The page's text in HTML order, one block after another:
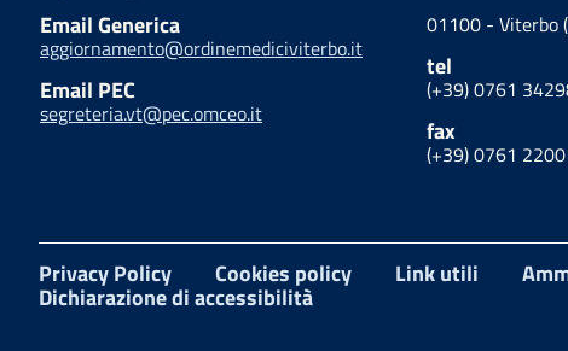
Email Generica
aggiornamento@ordinemediciviterbo.it
Email PEC
segreteria.vt@pec.omceo.it
01100 - Viterbo
tel
(+39) 0761
fax
(+39) 0761
Privacy Policy Cookies policy Link utili
Dichiarazione di accessibilità